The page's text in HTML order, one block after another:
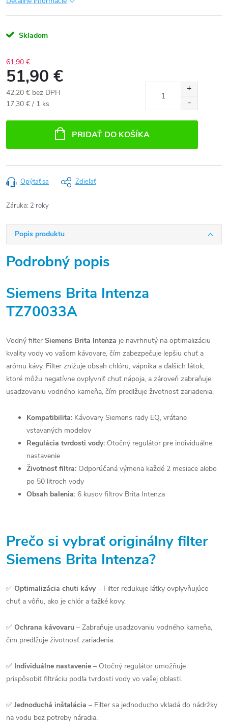
Skladom
61,90 €
51,90 €
42,20 € bez DPH
Jednotková
17,30 € / 1 ks
PRIDAŤ DO KOŠÍKA
Opýtať sa Zdieľať
Záruka: 2 roky
Popis produktu
Podrobný popis
Siemens Brita Intenza
TZ70033A
Vodný filter Siemens Brita Intenza je navrhnutý na optimalizáciu
kvality vody vo vašom kávovare, čím zabezpečuje lepšiu chuť a
arómu kávy. Filter znižuje obsah chlóru, vápnika a ďalších látok,
ktoré môžu negatívne ovplyvniť chuť nápoja, a zároveň zabraňuje
usadzovaniu vodného kameňa, čím predlžuje životnosť zariadenia.
Kompatibilita: Kávovary Siemens rady EQ, vrátane
vstavaných modelov
Regulácia tvrdosti vody: Otočný regulátor pre individuálne
nastavenie
Životnosť filtra: Odporúčaná výmena každé 2 mesiace alebo
po 50 litroch vody
Obsah balenia: 6 kusov filtrov Brita Intenza
Prečo si vybrať originálny filter
Siemens Brita Intenza?
✅ Optimalizácia chuti kávy– Filter redukuje látky ovplyvňujúce
chuť a vôňu, ako je chlór a ťažké kovy.
✅ Ochrana kávovaru – Zabraňuje usadzovaniu vodného kameňa,
čím predlžuje životnosť zariadenia.
✅ Individuálne nastavenie – Otočný regulátor umožňuje
prispôsobiť filtráciu podľa tvrdosti vody vo vašej oblasti.
✅ Jednoduchá inštalácia – Filter sa jednoducho vkladá do nádržky
na vodu bez potreby náradia.